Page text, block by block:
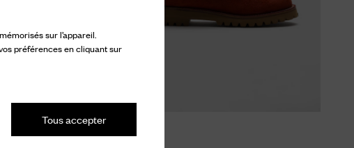
sur l’appareil.
préférences en cliquant sur
Tous accepter